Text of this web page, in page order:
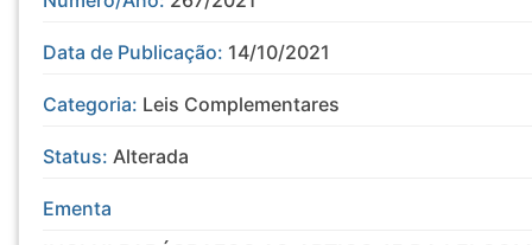
Data de Publicação: 14/10/2021
Categoria: Leis Complementares
Status: Alterada
Ementa